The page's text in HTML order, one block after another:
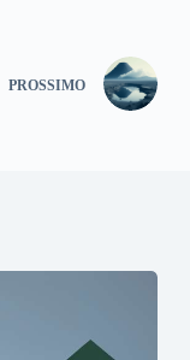
PROSSIMO